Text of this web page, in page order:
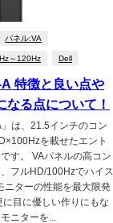
パネル:VA
～120Hz Dell
特徴と良い点や
なる点について！
は、21.5インチのコン
を載せたエント
す。 VAパネルの高コン
フルHD/100Hzでハイス
ニターの性能を最大限発
目に優しい作りにもな
ニターを...